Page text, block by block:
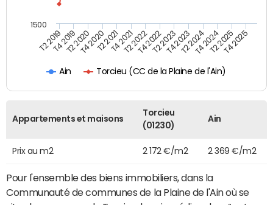
Ain Torcieu (CC de la Plaine de l'Ain)
T2 2019T4 2019T2 2020T4 2020T2 2021T4 2021T2 2022T4 2022T2 2023T4 2023T2 2024T4 2024T2 2025T4 2025
1500
Appartements et maisons
Torcieu
(01230)
Ain
Prix au m2 2 172 €/m2 2 369 €/m2
Pour l'ensemble des biens immobiliers, dans la
Communauté de communes de la Plaine de l'Ain où se